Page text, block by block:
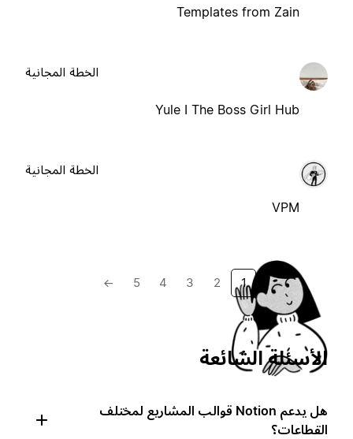
Templates from Zain
Yule I The Boss Girl Hub
الخطة المجانية
VPM
الخطة المجانية
1
2
3
4
5
→
الأسئلة الشائعة
هل يدعم Notion قوالب المشاريع لمختلف
القطاعات؟